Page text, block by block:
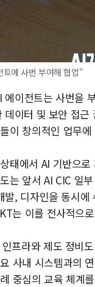
에 사번 부여해 협업"
이전트는 사번을
이터 및 보안 접
이 창의적인 업무
태에서 AI 기반으
는 앞서 AI CIC 일
발, 디자인을 동시
는 이를 전사적으
프라와 제도 정비
사내 시스템과의
중심의 교육 체계